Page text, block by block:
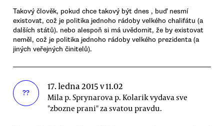
Takový člověk, pokud chce takový být dnes , buď nesmí
existovat, což je politika jednoho rádoby velkého chalifátu (a
dalších států). nebo alespoň si má uvědomit, že by existovat
neměl, což je politika jednoho rádoby velkého prezidenta (a
jiných veřejných činitelů).
??
17. ledna 2015 v 11.02
Mila p. Sprynarova p. Kolarik vydava sve
"zbozne prani" za svatou pravdu.